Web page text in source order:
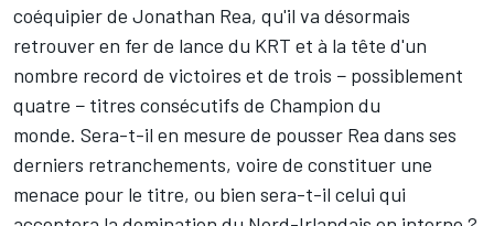
coéquipier de Jonathan Rea, qu'il va désormais
retrouver en fer de lance du KRT et à la tête d'un
nombre record de victoires et de trois − possiblement
quatre − titres consécutifs de Champion du
monde. Sera-t-il en mesure de pousser Rea dans ses
derniers retranchements, voire de constituer une
menace pour le titre, ou bien sera-t-il celui qui